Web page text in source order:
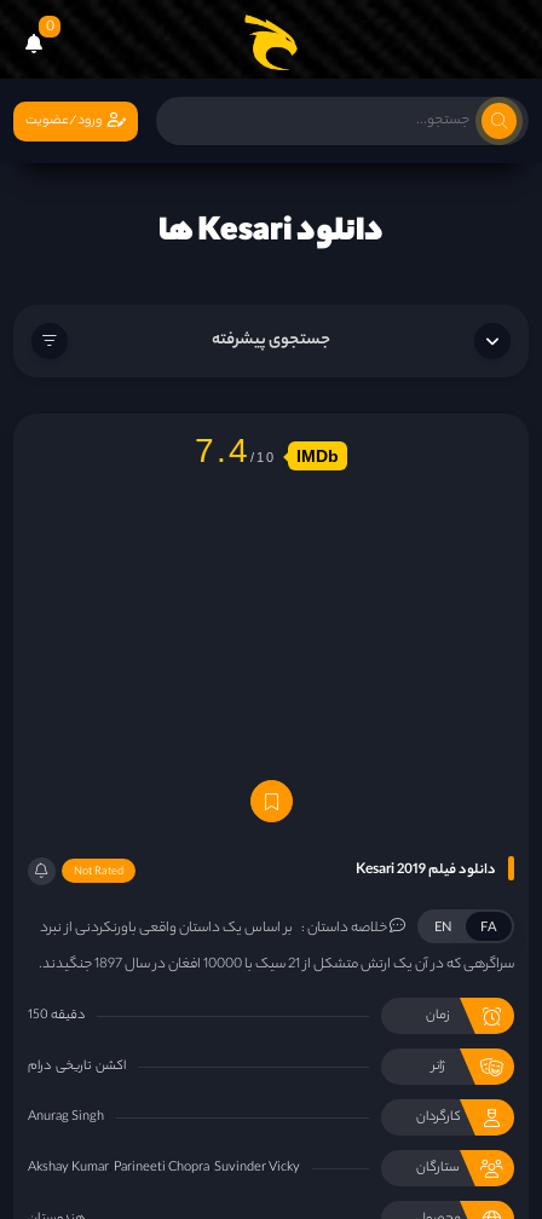
0
ورود/عضویت
دانلود Kesari ها
جستجوی پیشرفته
دانلود فیلم Kesari 2019 Not Rated
FA
EN خلاصه داستان : بر اساس یک داستان واقعی باورنکردنی از نبرد
سراگرهی که در آن یک ارتش متشکل از 21 سیک با 10000 افغان در سال 1897 جنگیدند.
زمان 150 دقیقه
ژانر اکشن تاریخی درام
کارگردان Anurag Singh
ستارگان Akshay Kumar Parineeti Chopra Suvinder Vicky
7.4 IMDb